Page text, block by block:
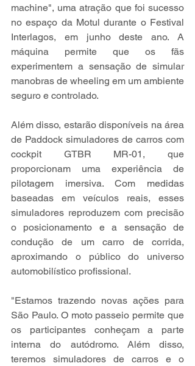
machine", uma atração que foi sucesso
no espaço da Motul durante o Festival
Interlagos, em junho deste ano. A
máquina permite que os fãs
experimentem a sensação de simular
manobras de wheeling em um ambiente
seguro e controlado.
Além disso, estarão disponíveis na área
de Paddock simuladores de carros com
cockpit GTBR MR-01, que
proporcionam uma experiência de
pilotagem imersiva. Com medidas
baseadas em veículos reais, esses
simuladores reproduzem com precisão
o posicionamento e a sensação de
condução de um carro de corrida,
aproximando o público do universo
automobilístico profissional.
"Estamos trazendo novas ações para
São Paulo. O moto passeio permite que
os participantes conheçam a parte
interna do autódromo. Além disso,
teremos simuladores de carros e o